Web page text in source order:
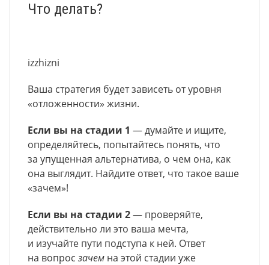
Что делать?
izzhizni
Ваша стратегия будет зависеть от уровня
«отложенности» жизни.
Если вы на стадии 1 — думайте и ищите,
определяйтесь, попытайтесь понять, что
за упущенная альтернатива, о чем она, как
она выглядит. Найдите ответ, что такое ваше
«зачем»!
Если вы на стадии 2— проверяйте,
действительно ли это ваша мечта,
и изучайте пути подступа к ней. Ответ
на вопрос зачем на этой стадии уже